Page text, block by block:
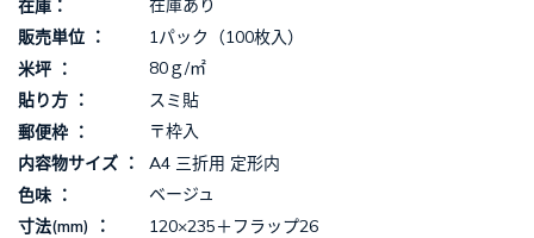
在庫
在庫あり
販売単位
1パック（100枚入）
米坪
80ｇ/㎡
貼り方
スミ貼
郵便枠
〒枠入
内容物サイズ
A4 三折用 定形内
色味
ベージュ
寸法(mm)
120×235＋フラップ26